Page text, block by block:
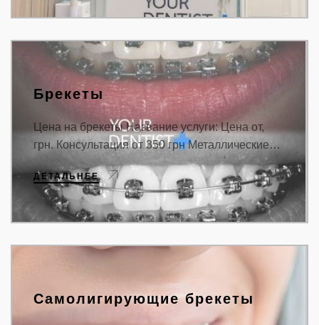
Брекеты
Цена на брекеты Название услуги: Цена от,
грн. Консультация от 350 грн Металлические…
ДЕТАЛЬНЕЕ
Самолигирующие брекеты